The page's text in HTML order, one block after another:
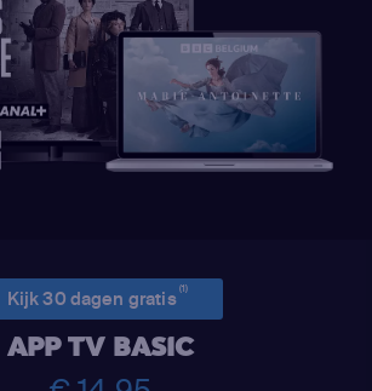
Kijk 30 dagen gratis(1)
APP TV BASIC